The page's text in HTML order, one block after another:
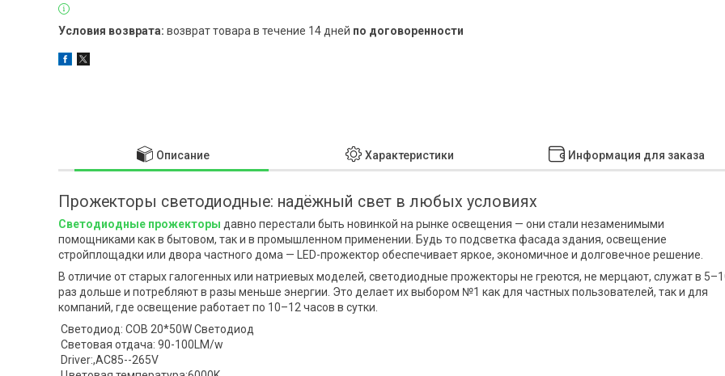
возврат товара в течение 14 дней по договоренности
Описание Характеристики Информация для заказа
Прожекторы светодиодные: надёжный свет в любых условиях
Светодиодные прожекторы давно перестали быть новинкой на рынке освещения — они стали незаменимыми
помощниками как в бытовом, так и в промышленном применении. Будь то подсветка фасада здания, освещение
стройплощадки или двора частного дома — LED-прожектор обеспечивает яркое, экономичное и долговечное решение.
В отличие от старых галогенных или натриевых моделей, светодиодные прожекторы не греются, не мерцают, служат в
раз дольше и потребляют в разы меньше энергии. Это делает их выбором №1 как для частных пользователей, так и для
компаний, где освещение работает по 10–12 часов в сутки.
Светодиод: COB 20*50W Светодиод
Световая отдача: 90-100LM/w
Driver:,AC85--265V